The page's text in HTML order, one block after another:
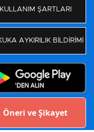
KULLANIM ŞARTLARI
AYKIRILIK BİLDİRİMİ
Öneri ve Şikayet